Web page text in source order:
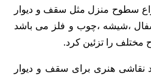
سطوح منزل مثل سقف و دیوار
،شیشه ،چوب و فلز می باشد
را تزئین کرد.
نقاشی هنری برای سقف و دیوار